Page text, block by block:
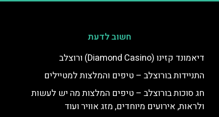
חשוב לדעת
דיאמונד קזינו (Diamond Casino) ורוצלב
התניידות בורוצלב – טיפים והמלצות למטיילים
חג סוכות בורוצלב – טיפים המלצות מה יש לעשות
ולראות, אירועים מיוחדים, מזג אוויר ועוד